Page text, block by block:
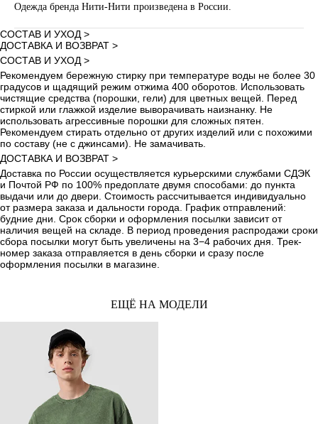
Одежда бренда Нити-Нити произведена в России.
СОСТАВ И УХОД >
ДОСТАВКА И ВОЗВРАТ >
СОСТАВ И УХОД >
Рекомендуем бережную стирку при температуре воды не более 30
градусов и щадящий режим отжима 400 оборотов. Использовать
чистящие средства (порошки, гели) для цветных вещей. Перед
стиркой или глажкой изделие выворачивать наизнанку. Не
использовать агрессивные порошки для сложных пятен.
Рекомендуем стирать отдельно от других изделий или с похожими
по составу (не с джинсами). Не замачивать.
ДОСТАВКА И ВОЗВРАТ >
Доставка по России осуществляется курьерскими службами СДЭК
и Почтой РФ по 100% предоплате двумя способами: до пункта
выдачи или до двери. Стоимость рассчитывается индивидуально
от размера заказа и дальности города. График отправлений:
будние дни. Срок сборки и оформления посылки зависит от
наличия вещей на складе. В период проведения распродажи сроки
сбора посылки могут быть увеличены на 3−4 рабочих дня. Трек-
номер заказа отправляется в день сборки и сразу после
оформления посылки в магазине.
ЕЩЁ НА МОДЕЛИ